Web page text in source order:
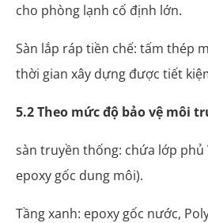
cho phòng lạnh cố định lớn.
Sàn lắp ráp tiền chế: tấm thép
thời gian xây dựng được tiết
5.2 Theo mức độ bảo vệ môi
sàn truyền thống: chứa lớp phủ
epoxy gốc dung môi).
Tầng xanh: epoxy gốc nước,